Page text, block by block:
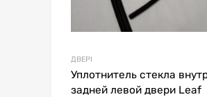
ДВЕРІ
Уплотнитель стекла
задней левой двери Leaf